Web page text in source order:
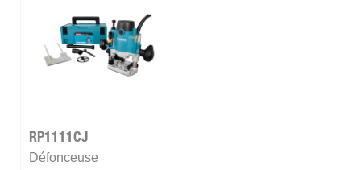
RP1111CJ
Défonceuse